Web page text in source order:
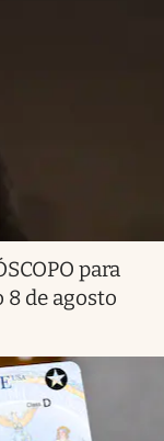
para
8 de agosto